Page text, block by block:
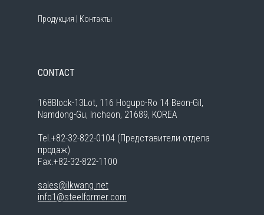
Продукция Контакты
CONTACT
168Block-13Lot, 116 Hogupo-Ro 14 Beon-Gil,
Namdong-Gu, Incheon, 21689, KOREA
Tel.+82-32-822-0104 (Представители отдела
продаж)
Fax.+82-32-822-1100
sales@ilkwang.net
info1@steelformer.com